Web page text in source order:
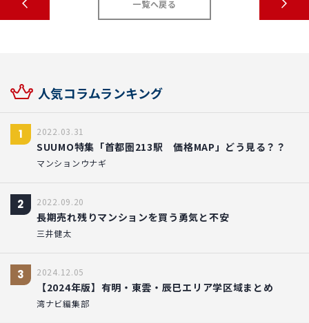
一覧へ戻る
人気コラムランキング
1 2022.03.31
SUUMO特集「首都圏213駅 価格MAP」どう見る？？
マンションウナギ
2 2022.09.20
長期売れ残りマンションを買う勇気と不安
三井健太
3 2024.12.05
【2024年版】有明・東雲・辰巳エリア学区域まとめ
湾ナビ編集部